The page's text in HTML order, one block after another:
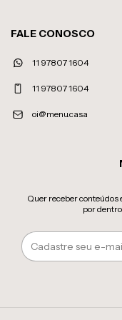
FALE CONOSCO
11 97807 1604
11 97807 1604
oi@menu.casa
Quer receber conteúdos
por